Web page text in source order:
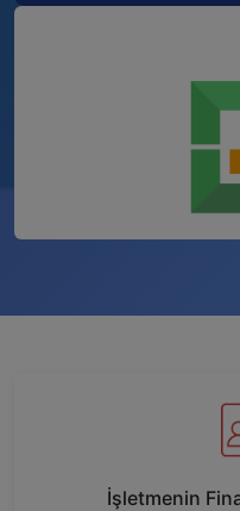
İşletmenin